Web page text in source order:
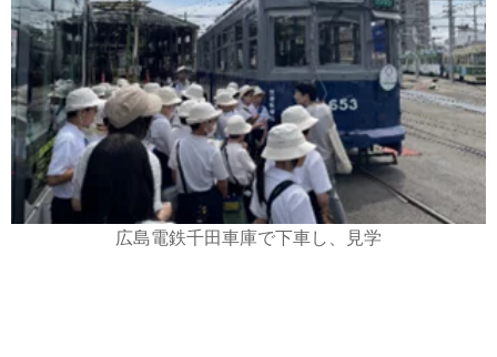
広島電鉄千田車庫で下車し、見学